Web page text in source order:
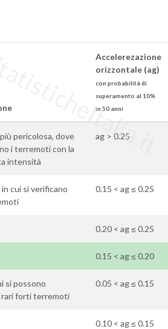
Accelerezazione
orizzontale (ag)
con probabilità di
superamento al 10%
in 50 anni
pericolosa, dove
i terremoti con la
intensità
ag > 0.25
in cui si verificano
0.15 < ag ≤ 0.25
0.20 < ag ≤ 0.25
0.15 < ag ≤ 0.20
si possono
rari forti terremoti
0.05 < ag ≤ 0.15
0.10 < ag ≤ 0.15